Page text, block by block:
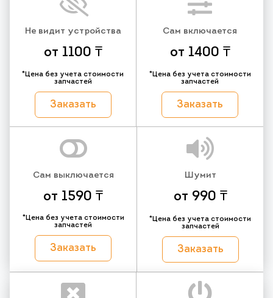
Не видит устройства
от 1100 ₸
*Цена без учета стоимости
запчастей
Заказать
Сам включается
от 1400 ₸
*Цена без учета стоимости
запчастей
Заказать
Сам выключается
от 1590 ₸
*Цена без учета стоимости
запчастей
Заказать
Шумит
от 990 ₸
*Цена без учета стоимости
запчастей
Заказать